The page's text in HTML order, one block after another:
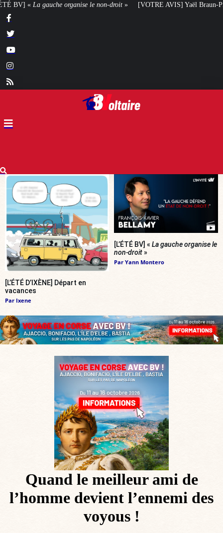
droit» [VOTRE AVIS] Yaël Braun-Pivet doit-elle renoncer à son projet
[L’ÉTÉ D’IXÈNE] Départ en
vacances
Par Ixene
[L’ÉTÉ BV] « La gauche organise le
non-droit»
Par Yann Montero
Quand le meilleur ami de
l’homme devient l’ennemi des
voyous !